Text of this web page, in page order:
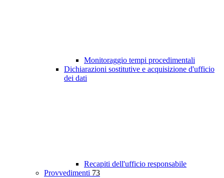
Monitoraggio tempi procedimentali
Dichiarazioni sostitutive e acquisizione d'ufficio
dei dati
Recapiti dell'ufficio responsabile
Provvedimenti 73